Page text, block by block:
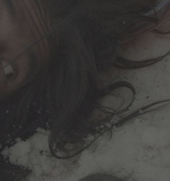
特別/特輯